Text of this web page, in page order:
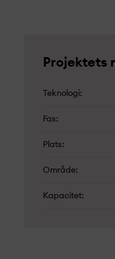
Projekt­ets
Teknologi
Fas
Plats
Område
Kapacitet